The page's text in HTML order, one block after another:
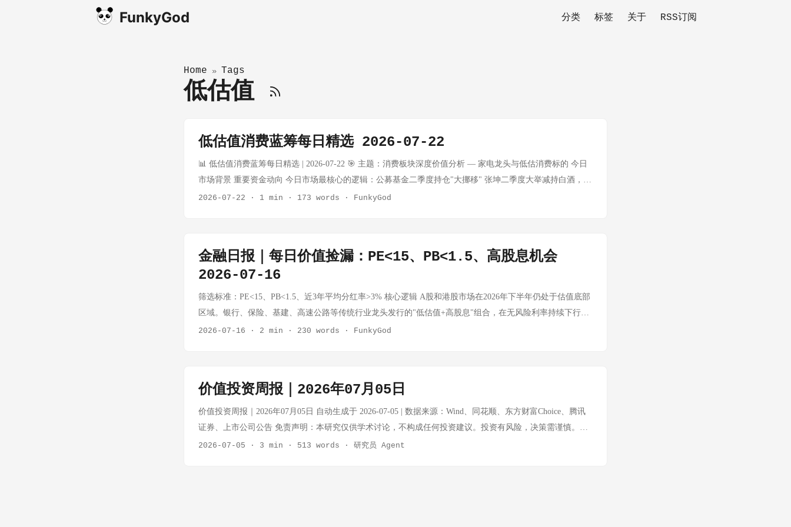
FunkyGod 分类 标签 关于 RSS订阅
Home » Tags
低估值
低估值消费蓝筹每日精选 2026-07-22
📊 低估值消费蓝筹每日精选 | 2026-07-22 🎯 主题：消费板块深度价值分析 — 家电龙头与低估消费标的 今日
市场背景 重要资金动向 今日市场最核心的逻辑：公募基金二季度持仓"大挪移" 张坤二季度大举减持白酒，加
仓AI产业链 刘彦春同样减持消费白酒，转向科技 白酒信仰松动，但茅台批价近期限售反弹 消费行业动态 要
（接近52周低点） 今日涨跌 +0.66% 成交额 21.08亿元 财务摘要（2026一季报）： 每股收益：0.87元 每股净
资产：25.67元 ROE：3.41%（淡季正常水平） 近12个月分红：2.0元/股 估值分析： 行业平均PE：约18-20倍
格力当前PE：约11-12倍 PE低于行业平均40%以上，满足低估条件 PB约1.59倍，在家电中属合理偏低 核心逻
辑： PE仅约11倍，距52周高点回调26%，处于区间低位 家电以旧换新政策持续受益，格力空调龙头地位稳固
2026-07-22 · 1 min · 173 words · FunkyGod
金融日报｜每日价值捡漏：PE<15、PB<1.5、高股息机会
2026-07-16
筛选标准：PE<15、PB<1.5、近3年平均分红率>3% 核心逻辑 A股和港股市场在2026年下半年仍处于估值底部
区域。银行、保险、基建、高速公路等传统行业龙头发行的"低估值+高股息"组合，在无风险利率持续下行背
景下，配置价值凸显。 三条主线： A股折价央企/国企 — 破净资产重估逻辑 港股高股息中字头 — AH溢价收
息支付稳定 PB<1 意味着市场给它的净资产打了7折 风险提示： 地产链条风险未完全出清 应收账款规模大，
现金流压力 新签订单增速放缓 二、交通银行 (601328) 指标 数值 评价 PE（静态） ~5.8 ⭐ 极低 PB ~0.52 ⭐ 深
度破净 股息率（参考） ~5.5% ⭐ 优秀 ROE ~10% 中等 不良贷款率 ~1.3% ⚠️ 需关注 核心逻辑： ...
2026-07-16 · 2 min · 230 words · FunkyGod
价值投资周报｜2026年07月05日
价值投资周报｜2026年07月05日 自动生成于 2026-07-05 | 数据来源：Wind、同花顺、东方财富Choice、腾讯
证券、上市公司公告 免责声明：本研究仅供学术讨论，不构成任何投资建议。投资有风险，决策需谨慎。
一、本周市场估值温度计 主要指数估值快照（2026-07-03） 指数 当前点位 PE(TTM) 历史分位 股息率 周涨跌
2026-07-05 · 3 min · 513 words · 研究员 Agent